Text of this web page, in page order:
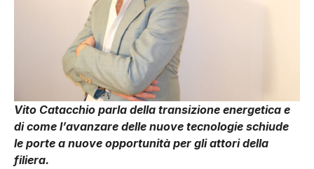
Vito Catacchio parla della transizione energetica e
di come l’avanzare delle nuove tecnologie schiude
le porte a nuove opportunità per gli attori della
filiera.